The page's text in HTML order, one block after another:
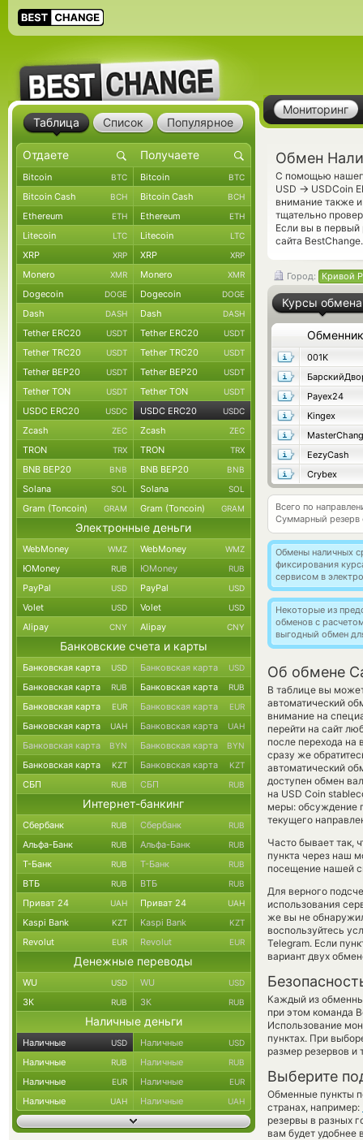
Мониторинг
Обмен
С помощью
USD → USDCoin
внимание также
тщательно
Если вы в первый
сайта
Город: Кривой
Курсы обмена
Обменник
001K
Payex24
Kingex
EezyCash
Crybex
Всего по
Суммарный резерв
Обмены наличных
фиксирования
сервисом в
Некоторые из
обменов с
выгодный обмен
Об обмене
В таблице вы
автоматический
внимание на
перейти на сайт
после перехода на
сразу же
автоматический
доступен обмен
на USD Coin
меры: обсуждение
текущего
Часто бывает так,
пункта через наш
посещение нашей
Для верного
использования
же вы не
воспользуйтесь
Telegram. Если
вариант двух
Каждый из
при этом команда
Использование
пунктах. При
размер резервов и
Выберите
Обменные пункты
странах, например:
резервы в разных
вам будет удобнее
Таблица Список Популярное
Bitcoin BTC Bitcoin BTC
Bitcoin Cash BCH Bitcoin Cash BCH
Ethereum ETH Ethereum ETH
Litecoin LTC Litecoin LTC
XRP XRP XRP XRP
Monero XMR Monero XMR
Dogecoin DOGE Dogecoin DOGE
Dash DASH Dash DASH
Tether ERC20 USDT Tether ERC20 USDT
Tether TRC20 USDT Tether TRC20 USDT
Tether BEP20 USDT Tether BEP20 USDT
Tether TON USDT Tether TON USDT
USDC ERC20 USDC USDC ERC20 USDC
Zcash ZEC Zcash ZEC
TRON TRX TRON TRX
BNB BEP20 BNB BNB BEP20 BNB
Solana SOL Solana SOL
Gram (Toncoin) GRAM Gram (Toncoin) GRAM
Электронные деньги
WebMoney WMZ WebMoney WMZ
ЮMoney RUB ЮMoney RUB
PayPal USD PayPal USD
Volet USD Volet USD
Alipay CNY Alipay CNY
Банковские счета и карты
Банковская карта USD Банковская карта USD
Банковская карта RUB Банковская карта RUB
Банковская карта EUR Банковская карта EUR
Банковская карта UAH Банковская карта UAH
Банковская карта BYN Банковская карта BYN
Банковская карта KZT Банковская карта KZT
СБП RUB СБП RUB
Интернет-банкинг
Сбербанк RUB Сбербанк RUB
Альфа-Банк RUB Альфа-Банк RUB
Т-Банк RUB Т-Банк RUB
ВТБ RUB ВТБ RUB
Приват 24 UAH Приват 24 UAH
Kaspi Bank KZT Kaspi Bank KZT
Revolut EUR Revolut EUR
Денежные переводы
WU USD WU USD
ЗК RUB ЗК RUB
Наличные деньги
Наличные USD Наличные USD
Наличные RUB Наличные RUB
Наличные EUR Наличные EUR
Наличные UAH Наличные UAH